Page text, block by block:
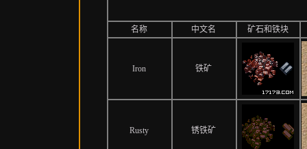
名称 中文名 矿石和铁块
Iron 铁矿
Rusty 锈铁矿